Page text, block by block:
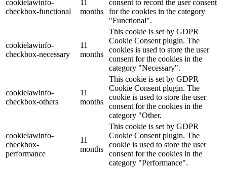
cookielawinfo-
checkbox-functional
11
months
consent to record the user consent
for the cookies in the category
"Functional".
cookielawinfo-
checkbox-necessary
11
months
This cookie is set by GDPR
Cookie Consent plugin. The
cookies is used to store the user
consent for the cookies in the
category "Necessary".
cookielawinfo-
checkbox-others
11
months
This cookie is set by GDPR
Cookie Consent plugin. The
cookie is used to store the user
consent for the cookies in the
category "Other.
cookielawinfo-
checkbox-
performance
11
months
This cookie is set by GDPR
Cookie Consent plugin. The
cookie is used to store the user
consent for the cookies in the
category "Performance".